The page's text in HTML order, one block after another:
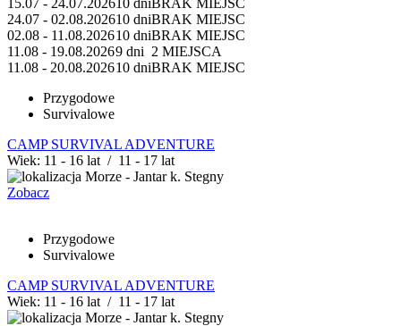
24.07 - 02.08.202610 dniBRAK MIEJSC
02.08 - 11.08.202610 dniBRAK MIEJSC
11.08 - 19.08.20269 dni 2 MIEJSCA
11.08 - 20.08.202610 dniBRAK MIEJSC
Przygodowe
Survivalowe
CAMP SURVIVAL ADVENTURE
Wiek: 11 - 16 lat / 11 - 17 lat
Morze - Jantar k. Stegny
Zobacz
Przygodowe
Survivalowe
CAMP SURVIVAL ADVENTURE
Wiek: 11 - 16 lat / 11 - 17 lat
Morze - Jantar k. Stegny